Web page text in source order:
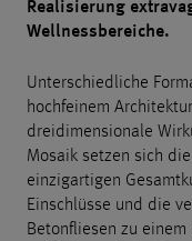
Realisierung
Wellnessbereiche.
Unterschiedliche
hochfeinem
dreidimensionale
Mosaik setzen sich
einzigartigen
Einschlüsse und die
Betonfliesen zu